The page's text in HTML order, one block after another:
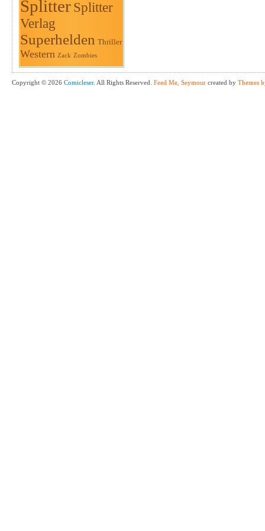
Splitter Splitter
Verlag
Superhelden Thriller
Western Zack Zombies
Copyright © 2026 Comicleser. All Rights Reserved. Feed Me, Seymour created by Themes